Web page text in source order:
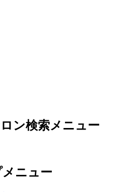
ン検索メニュー
ニュー